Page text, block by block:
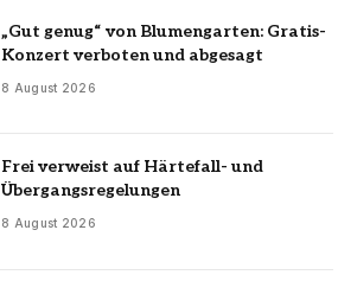
„Gut genug“ von Blumengarten: Gratis-
Konzert verboten und abgesagt
8 August 2026
Frei verweist auf Härtefall- und
Übergangsregelungen
8 August 2026